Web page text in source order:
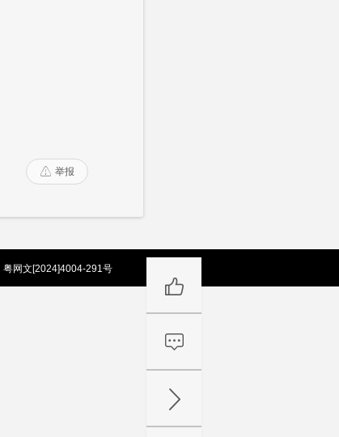
 举报
粤网文[2024]4004-291号